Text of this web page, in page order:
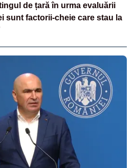
de țară în urma evaluării
sunt factorii-cheie care stau la